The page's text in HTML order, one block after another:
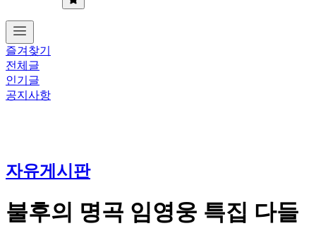
즐겨찾기
전체글
인기글
공지사항
자유게시판
불후의 명곡 임영웅 특집 다들